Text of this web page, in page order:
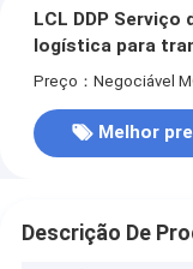
LCL DDP
logística para
EUA França
Preço：Negociável
Melhor
Descrição De